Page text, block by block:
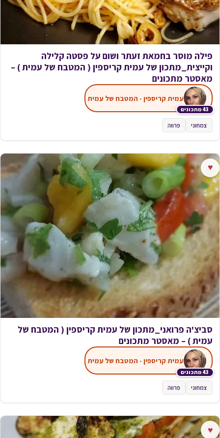
פילה מוסר בחמאת זעתר ושום על פסטה קלילה
וקייצית_מתכון של עמית קריספין ( המטבח של עמית ) –
מאסטר מתכונים
43 מתכונים
עמית קריספין - המטבח של עמית
צמחוני פרווה
♥
סביצ'ה פרואני_מתכון של עמית קריספין ( המטבח של
עמית ) – מאסטר מתכונים
43 מתכונים
עמית קריספין - המטבח של עמית
צמחוני פרווה
♥